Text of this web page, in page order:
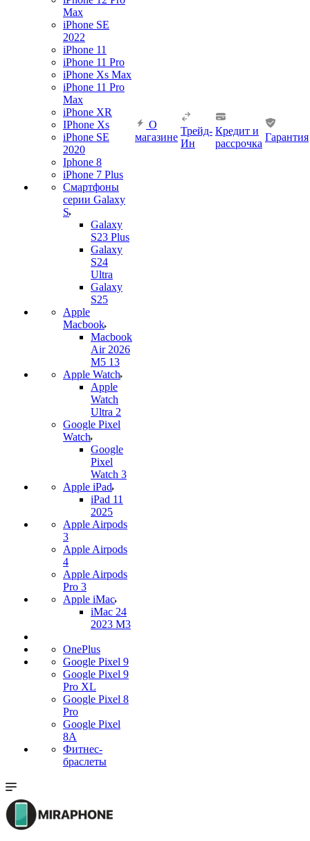
Max
iPhone SE
2022
iPhone 11
iPhone 11 Pro
iPhone Xs Max
iPhone 11 Pro
Max
iPhone XR
IPhone Xs
iPhone SE
2020
Iphone 8
iPhone 7 Plus
Смартфоны
серии Galaxy
S
Galaxy
S23 Plus
Galaxy
S24
Ultra
Galaxy
S25
Apple
Macbook
Macbook
Air 2026
M5 13
Apple Watch
Apple
Watch
Ultra 2
Google Pixel
Watch
Google
Pixel
Watch 3
Apple iPad
iPad 11
2025
Apple Airpods
3
Apple Airpods
4
Apple Airpods
Pro 3
Apple iMac
iMac 24
2023 M3
OnePlus
Google Pixel 9
Google Pixel 9
Pro XL
Google Pixel 8
Pro
Google Pixel
8A
Фитнес-
браслеты
О
магазине
Трейд-
Ин
Кредит и
рассрочка
Гарантия